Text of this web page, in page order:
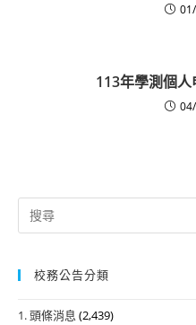
113年學測個
Search
for:
校務公告分類
1. 頭條消息 (2,439)